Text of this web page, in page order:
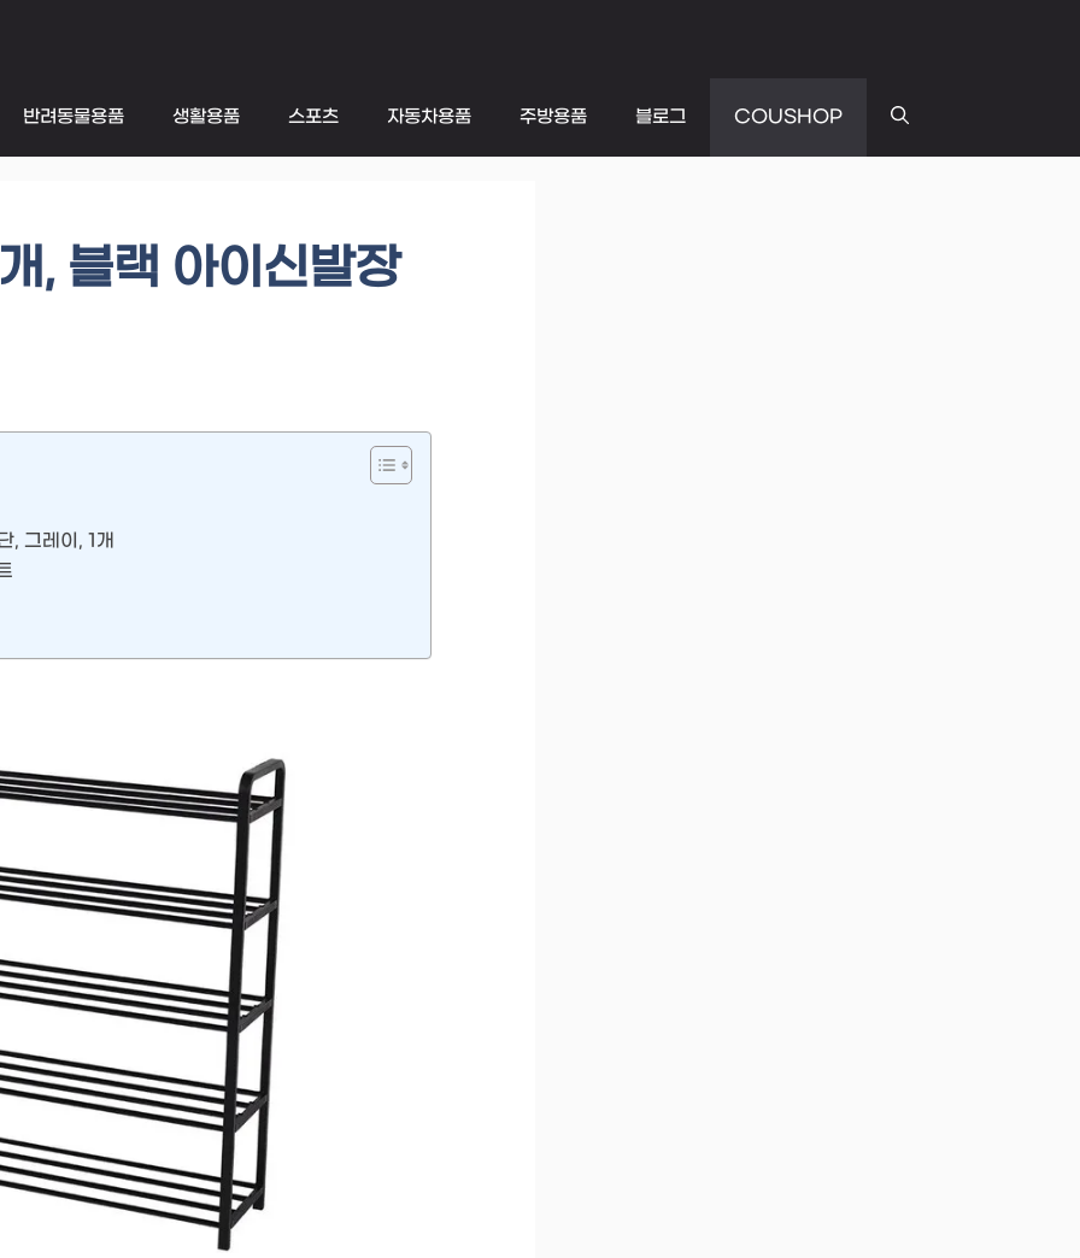
반려동물용품 생활용품 스포츠 자동차용품 주방용품 블로그 COUSHOP
, 블랙 아이신발장
, 그레이, 1개